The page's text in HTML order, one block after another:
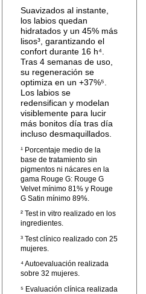
Suavizados al instante,
los labios quedan
hidratados y un 45% más
lisos³, garantizando el
confort durante 16 h⁴.
Tras 4 semanas de uso,
su regeneración se
optimiza en un +37%⁵.
Los labios se
redensifican y modelan
visiblemente para lucir
más bonitos día tras día
incluso desmaquillados.
¹ Porcentaje medio de la
base de tratamiento sin
pigmentos ni nácares en la
gama Rouge G: Rouge G
Velvet mínimo 81% y Rouge
G Satin mínimo 89%.
² Test in vitro realizado en los
ingredientes.
³ Test clínico realizado con 25
mujeres.
⁴ Autoevaluación realizada
sobre 32 mujeres.
⁵ Evaluación clínica realizada